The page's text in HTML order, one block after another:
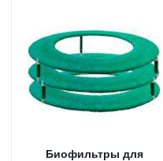
Биофильтры для